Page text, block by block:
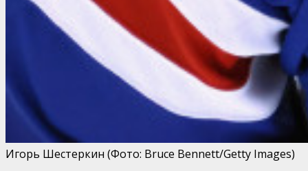
Игорь Шестеркин (Фото: Bruce Bennett/Getty Images)